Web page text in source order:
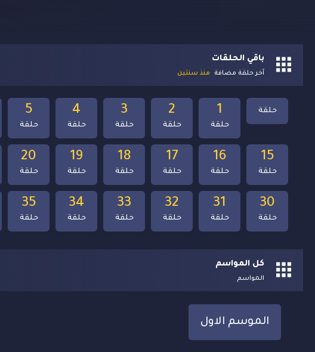
باقي الحلقات
آخر حلقة مضافة منذ سنتين
35
حلقة
34
حلقة
33
حلقة
32
حلقة
31
حلقة
30
حلقة
20
حلقة
19
حلقة
18
حلقة
17
حلقة
16
حلقة
15
حلقة
5
حلقة
4
حلقة
3
حلقة
2
حلقة
1
حلقة
حلقة
كل المواسم
المواسم
الموسم الاول